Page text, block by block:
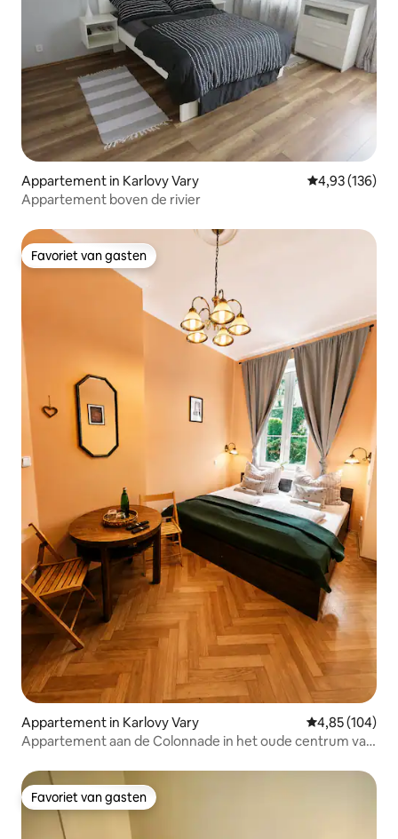
Appartement in Karlovy Vary Gemiddelde
4,93 (136)
Appartement boven de rivier
Favoriet van gasten
Favoriet van gasten
Appartement in Karlovy Vary Gemiddelde
4,85 (104)
Appartement aan de Colonnade in het oude centrum van
Favoriet van gasten
Favoriet van gasten